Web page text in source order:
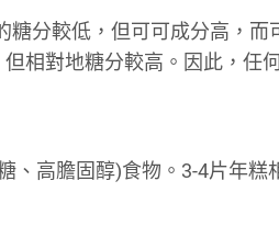
分較低，但可可成分高，而
相對地糖分較高。因此，任
、高膽固醇)食物。3-4片年糕